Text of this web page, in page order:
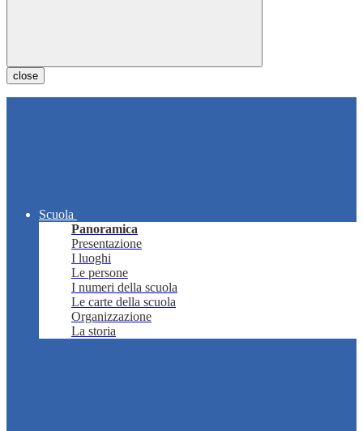
close
Scuola
Panoramica
Presentazione
I luoghi
Le persone
I numeri della scuola
Le carte della scuola
Organizzazione
La storia